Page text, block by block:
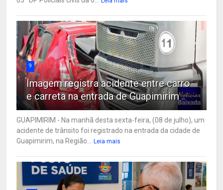
9
Imagem registra acidente entre carro
e carreta na entrada de Guapimirim
GUAPIMIRIM - Na manhã desta sexta-feira, (08 de julho), um
acidente de trânsito foi registrado na entrada da cidade de
Guapimirim, na Região... Leia mais